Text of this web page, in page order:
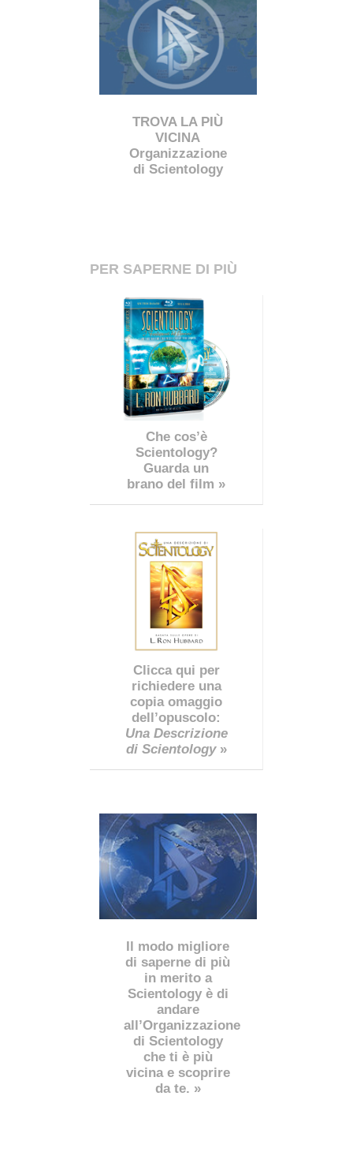
TROVA LA PIÙ
VICINA
Organizzazione
di Scientology
PER SAPERNE DI PIÙ
Che cos’è
Scientology?
Guarda un
brano del film »
Clicca qui per
richiedere una
copia omaggio
dell’opuscolo:
Una Descrizione
di Scientology»
Il modo migliore
di saperne di più
in merito a
Scientology è di
andare
all’Organizzazione
di Scientology
che ti è più
vicina e scoprire
da te. »